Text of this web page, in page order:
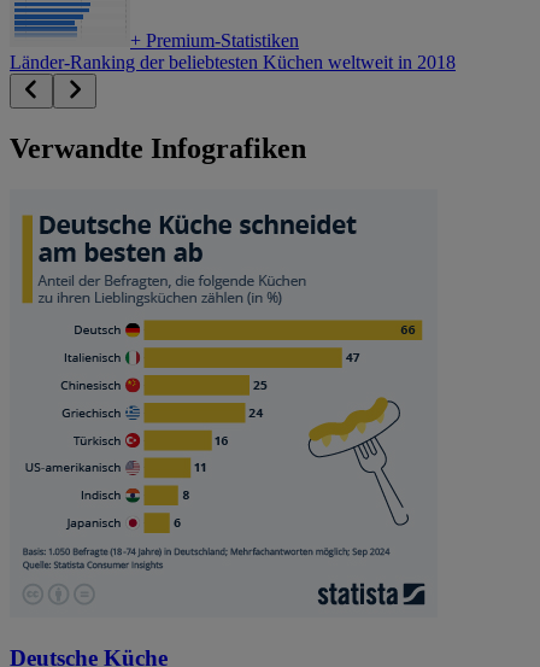
+ Premium-Statistiken
Länder-Ranking der beliebtesten Küchen weltweit in 2018
Verwandte Infografiken
Deutsche Küche